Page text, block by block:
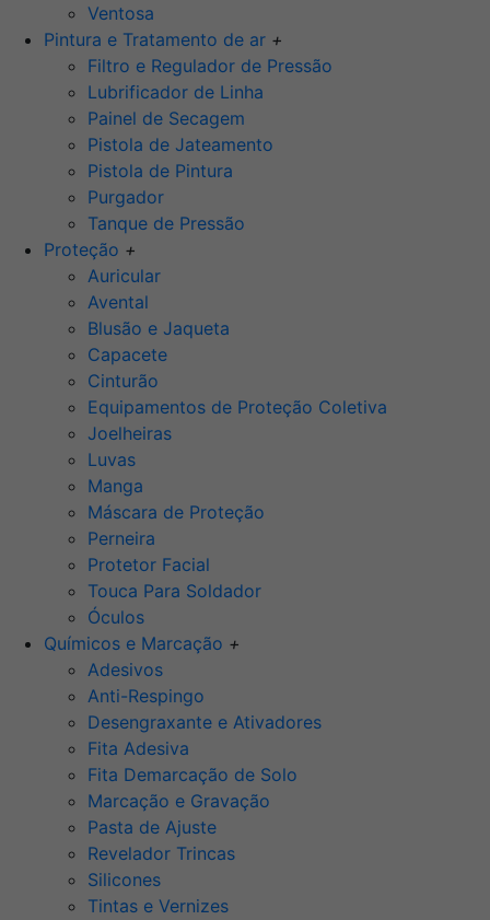
Ventosa
Pintura e Tratamento de ar +
Filtro e Regulador de Pressão
Lubrificador de Linha
Painel de Secagem
Pistola de Jateamento
Pistola de Pintura
Purgador
Tanque de Pressão
Proteção +
Auricular
Avental
Blusão e Jaqueta
Capacete
Cinturão
Equipamentos de Proteção Coletiva
Joelheiras
Luvas
Manga
Máscara de Proteção
Perneira
Protetor Facial
Touca Para Soldador
Óculos
Químicos e Marcação +
Adesivos
Anti-Respingo
Desengraxante e Ativadores
Fita Adesiva
Fita Demarcação de Solo
Marcação e Gravação
Pasta de Ajuste
Revelador Trincas
Silicones
Tintas e Vernizes